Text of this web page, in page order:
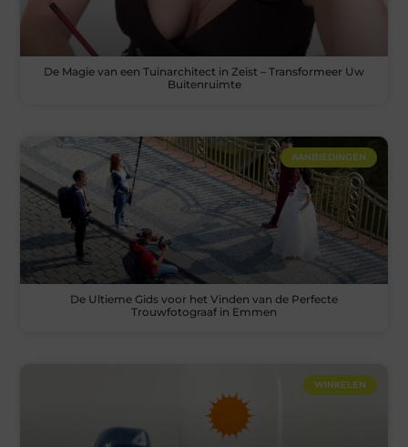
De Magie van een Tuinarchitect in Zeist – Transformeer Uw
Buitenruimte
AANBIEDINGEN
De Ultieme Gids voor het Vinden van de Perfecte
Trouwfotograaf in Emmen
WINKELEN